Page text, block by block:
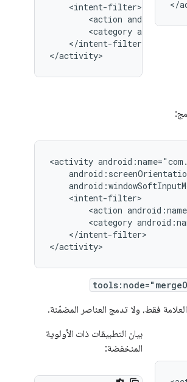
<action
<category
</intent-filter>
</activity>
</
<activity
<action
<category
</intent-filter>
</activity>
فقط، ولا تدمج العناصر المضمّنة.
بيان التطبيقات ذات الأولوية
المنخفضة: